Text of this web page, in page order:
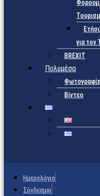
Φόρουμ
για τον
BREXIT
Πολυμέσα
Βίντεο
Ημερολόγιο
Σύνδεσμοι